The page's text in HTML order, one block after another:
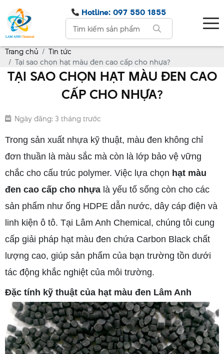
Hotline: 097 550 1855
Trang chủ
Tin tức
Tại sao chọn hạt màu đen cao cấp cho nhựa?
TẠI SAO CHỌN HẠT MÀU ĐEN CAO
CẤP CHO NHỰA?
Ngày đăng: 3 tháng trước
Trong sản xuất nhựa kỹ thuật, màu đen không chỉ
đơn thuần là màu sắc mà còn là lớp bảo vệ vững
chắc cho cấu trúc polymer. Việc lựa chọn hạt màu
đen cao cấp cho nhựa là yếu tố sống còn cho các
sản phẩm như ống HDPE dẫn nước, dây cáp điện và
linh kiện ô tô. Tại Lâm Anh Chemical, chúng tôi cung
cấp giải pháp hạt màu đen chứa Carbon Black chất
lượng cao, giúp sản phẩm của bạn trường tồn dưới
tác động khắc nghiệt của môi trường.
Đặc tính kỹ thuật của hạt màu đen Lâm Anh